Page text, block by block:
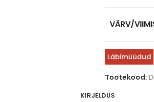
VÄRV/
Läbimüüdud
Tootekood:
KIRJELDUS